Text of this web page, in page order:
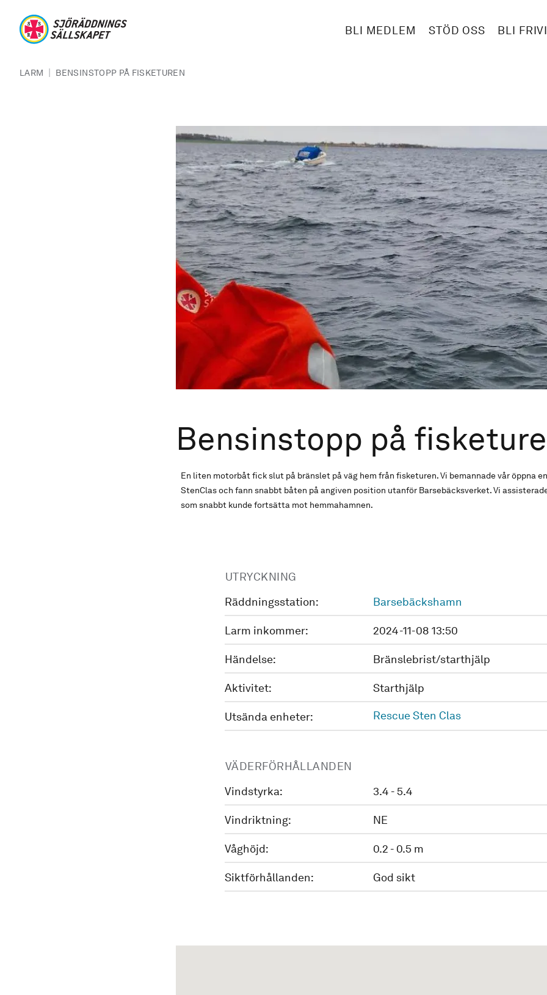
BLI MEDLEM STÖD OSS BLI
LARM | BENSINSTOPP PÅ FISKETUREN
Bensinstopp på
En liten motorbåt fick slut på bränslet på väg hem från fisketuren. Vi bemannade vår öppna
StenClas och fann snabbt båten på angiven position utanför Barsebäcksverket. Vi
som snabbt kunde fortsätta mot hemmahamnen.
UTRYCKNING
Räddningsstation:
Barsebäckshamn
Larm inkommer: 2024-11-08 13:50
Händelse: Bränslebrist/starthjälp
Aktivitet: Starthjälp
Utsända enheter: Rescue Sten Clas
VÄDERFÖRHÅLLANDEN
Vindstyrka:
3.4 - 5.4
Vindriktning: NE
Våghöjd: 0.2 - 0.5 m
Siktförhållanden: God sikt